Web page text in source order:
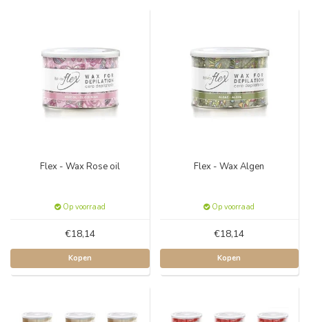
Flex - Wax Rose oil
Op voorraad
€18,14
Kopen
Flex - Wax Algen
Op voorraad
€18,14
Kopen